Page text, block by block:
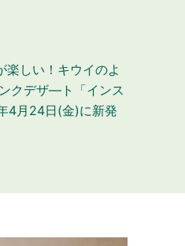
楽しい！キウイのよ
クデザ―ト「インス
4月24日(金)に新発